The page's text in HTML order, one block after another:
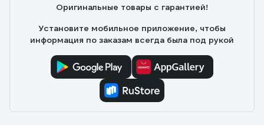
Оригинальные товары с гарантией!
Установите мобильное приложение, чтобы
информация по заказам всегда была под рукой